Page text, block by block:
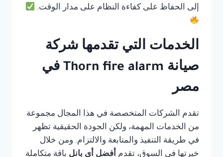
إلى الحفاظ على كفاءة النظام على مدار الوقت.
الخدمات التي تقدمها شركة
صيانة Thorn fire alarm في
مصر
تقدم الشركات المتخصصة في هذا المجال مجموعة
من الخدمات المهمة، ولكن الجودة الحقيقية تظهر
في طريقة التنفيذ والمتابعة والالتزام. ومن خلال
خبرتها في السوق، تقدم أفضل أي بانل باقة متكاملة